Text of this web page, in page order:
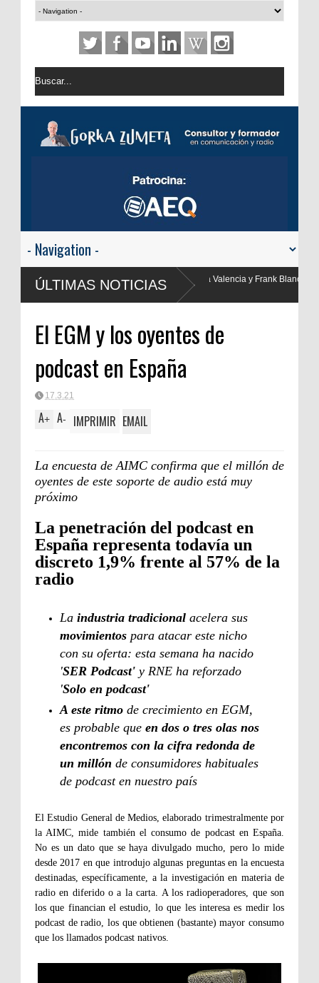
ÚLTIMAS NOTICIAS
Yolanda Valencia y Frank Blanco regresan a
El EGM y los oyentes de
podcast en España
17.3.21
A+ A- IMPRIMIR EMAIL
La encuesta de AIMC confirma que el millón de
oyentes de este soporte de audio está muy
próximo
La penetración del podcast en
España representa todavía un
discreto 1,9% frente al 57% de la
radio
La industria tradicional acelera sus
movimientos para atacar este nicho
con su oferta: esta semana ha nacido
'SER Podcast' y RNE ha reforzado
'Solo en podcast'
A este ritmo de crecimiento en EGM,
es probable que en dos o tres olas nos
encontremos con la cifra redonda de
un millón de consumidores habituales
de podcast en nuestro país
El Estudio General de Medios, elaborado trimestralmente por
la AIMC, mide también el consumo de podcast en España.
No es un dato que se haya divulgado mucho, pero lo mide
desde 2017 en que introdujo algunas preguntas en la encuesta
destinadas, específicamente, a la investigación en materia de
radio en diferido o a la carta. A los radioperadores, que son
los que financian el estudio, lo que les interesa es medir los
podcast de radio, los que obtienen (bastante) mayor consumo
que los llamados podcast nativos.